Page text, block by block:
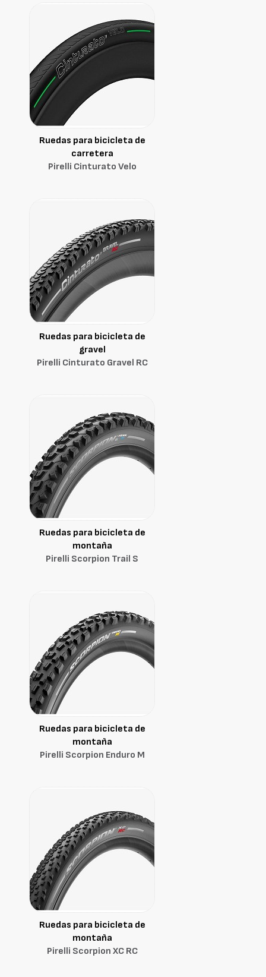
Ruedas para bicicleta de
carretera
Pirelli Cinturato Velo
Ruedas para bicicleta de
gravel
Pirelli Cinturato Gravel RC
Ruedas para bicicleta de
montaña
Pirelli Scorpion Trail S
Ruedas para bicicleta de
montaña
Pirelli Scorpion Enduro M
Ruedas para bicicleta de
montaña
Pirelli Scorpion XC RC